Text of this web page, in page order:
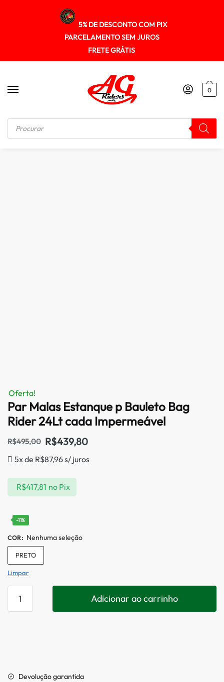
5% DE DESCONTO COM PIX
PARCELAMENTO SEM JUROS
FRETE GRÁTIS
0
Início / MALAS / BOLSAS / ALFORGE Par Malas Estanque p Bauleto Bag Rider 24Lt cada Impermeável
Oferta!
Par Malas Estanque p Bauleto Bag
Rider 24Lt cada Impermeável
R$495,00 R$439,80
5x de R$87,96s/ juros
R$417,81 no Pix
-11%
COR : Nenhuma seleção
PRETO
Limpar
Adicionar ao carrinho
Devolução garantida